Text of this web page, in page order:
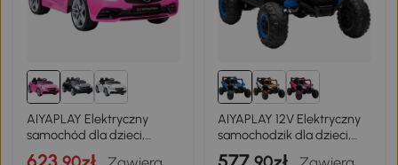
AIYAPLAY Elektryczny
samochód dla dzieci,
reflektory LED, pas
AIYAPLAY 12V Elektryczny
samochodzik dla dzieci,
funkcja pilota, pas, klakson,